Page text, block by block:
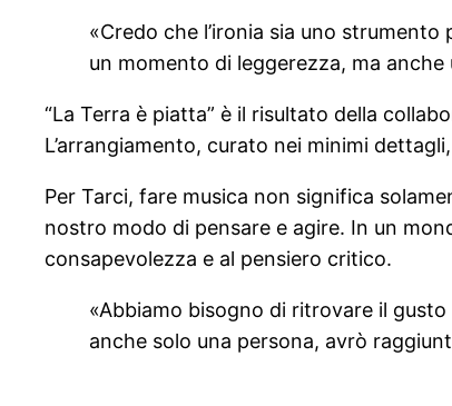
«Credo che l’ironia sia uno
un momento di leggerezza, ma anche
“La Terra è piatta” è il risultato della
L’arrangiamento, curato nei minimi
Per Tarci, fare musica non significa
nostro modo di pensare e agire. In un
consapevolezza e al pensiero critico.
«Abbiamo bisogno di ritrovare il
anche solo una persona, avrò